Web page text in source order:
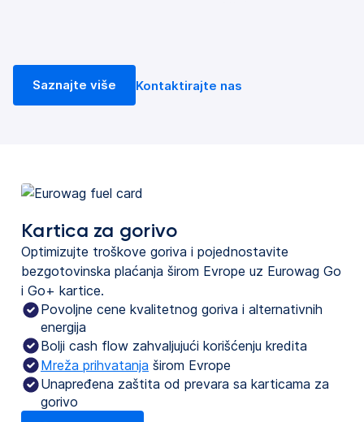
Saznajte više Kontaktirajte nas
Kartica za gorivo
Optimizujte troškove goriva i pojednostavite
bezgotovinska plaćanja širom Evrope uz Eurowag Go
i Go+ kartice.
Povoljne cene kvalitetnog goriva i alternativnih
energija
Bolji cash flow zahvaljujući korišćenju kredita
Mreža prihvatanja širom Evrope
Unapređena zaštita od prevara sa karticama za
gorivo